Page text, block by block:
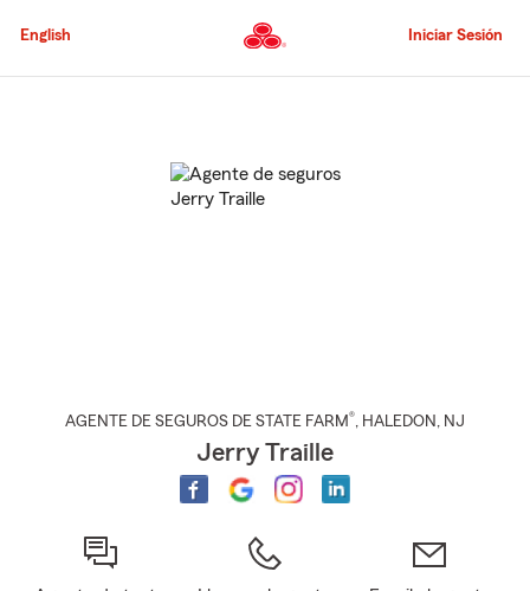
al
principal
English Iniciar Sesión
AGENTE DE SEGUROS DE STATE FARM®, HALEDON , NJ
Jerry Traille